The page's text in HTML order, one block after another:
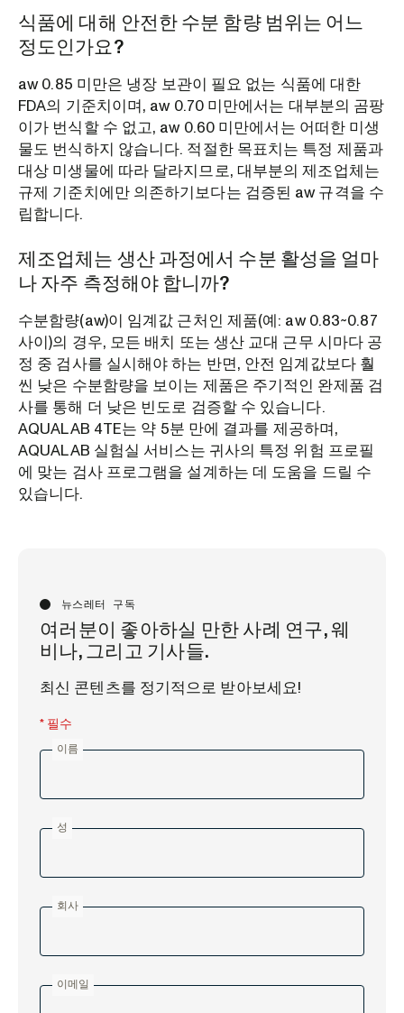
식품에 대해 안전한 수분 함량 범위는 어느
정도인가요?
aw 0.85 미만은 냉장 보관이 필요 없는 식품에 대한
FDA의 기준치이며, aw 0.70 미만에서는 대부분의 곰팡
이가 번식할 수 없고, aw 0.60 미만에서는 어떠한 미생
물도 번식하지 않습니다. 적절한 목표치는 특정 제품과
대상 미생물에 따라 달라지므로, 대부분의 제조업체는
규제 기준치에만 의존하기보다는 검증된 aw 규격을 수
립합니다.
제조업체는 생산 과정에서 수분 활성을 얼마
나 자주 측정해야 합니까?
수분함량(aw)이 임계값 근처인 제품(예: aw 0.83~0.87
사이)의 경우, 모든 배치 또는 생산 교대 근무 시마다 공
정 중 검사를 실시해야 하는 반면, 안전 임계값보다 훨
씬 낮은 수분함량을 보이는 제품은 주기적인 완제품 검
사를 통해 더 낮은 빈도로 검증할 수 있습니다.
AQUALAB 4TE는 약 5분 만에 결과를 제공하며,
AQUALAB 실험실 서비스는 귀사의 특정 위험 프로필
에 맞는 검사 프로그램을 설계하는 데 도움을 드릴 수
있습니다.
뉴스레터 구독
여러분이 좋아하실 만한 사례 연구, 웨
비나, 그리고 기사들.
최신 콘텐츠를 정기적으로 받아보세요!
* 필수
이름
성
회사
이메일